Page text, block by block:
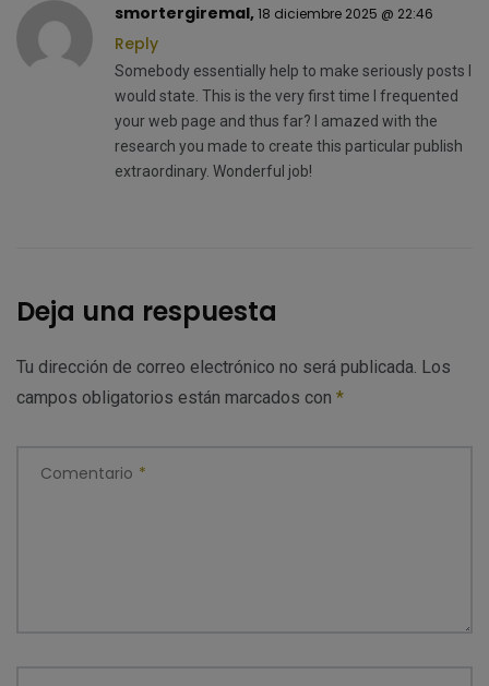
smortergiremal,18 diciembre 2025 @ 22:46
Reply
Somebody essentially help to make seriously posts I
would state. This is the very first time I frequented
your web page and thus far? I amazed with the
research you made to create this particular publish
extraordinary. Wonderful job!
Deja una respuesta
Tu dirección de correo electrónico no será publicada. Los
campos obligatorios están marcados con *
Comentario *